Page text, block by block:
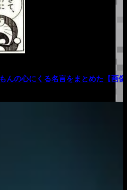
んの心にくる名言をまとめた【画